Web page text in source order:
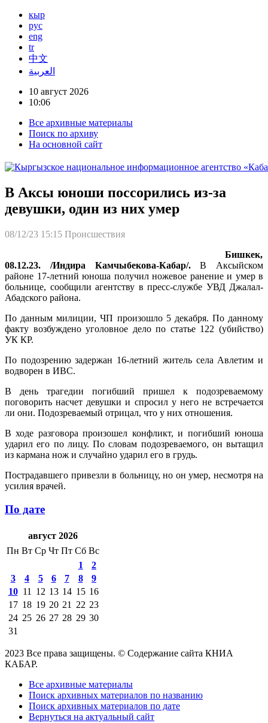
кыр
рус
eng
tr
中文
العربية
10 август 2026
10:06
Все архивные материалы
Поиск по архиву
На основной сайт
В Аксы юноши поссорились из-за
девушки, один из них умер
08/12/23 15:15 Происшествия
Бишкек,
08.12.23. /Индира Камчыбекова-Кабар/.В Аксыйском
районе 17-летний юноша получил ножевое ранение и умер в
больнице, сообщили агентству в пресс-службе УВД Джалал-
Абадского района.
По данным милиции, ЧП произошло 5 декабря. По данному
факту возбуждено уголовное дело по статье 122 (убийство)
УК КР.
По подозрению задержан 16-летний житель села Авлетим и
водворен в ИВС.
В день трагедии погибший пришел к подозреваемому
поговорить насчет девушки и спросил у него не встречается
ли они. Подозреваемый отрицал, что у них отношения.
В ходе разговора произошел конфликт, и погибший юноша
ударил его по лицу. По словам подозреваемого, он вытащил
из кармана нож и случайно ударил его в грудь.
Пострадавшего привезли в больницу, но он умер, несмотря на
усилия врачей.
По дате
август 2026
Пн Вт Ср Чт Пт Сб Вс
1
2
3
4 5 6 7 8
9
10 11 12 13 14 15 16
17 18 19 20 21 22 23
24 25 26 27 28 29 30
31
2023 Все права защищены. © Содержание сайта КНИА
КАБАР.
Все архивные материалы
Поиск архивных материалов по названию
Поиск архивных материалов по дате
Вернуться на актуальный сайт